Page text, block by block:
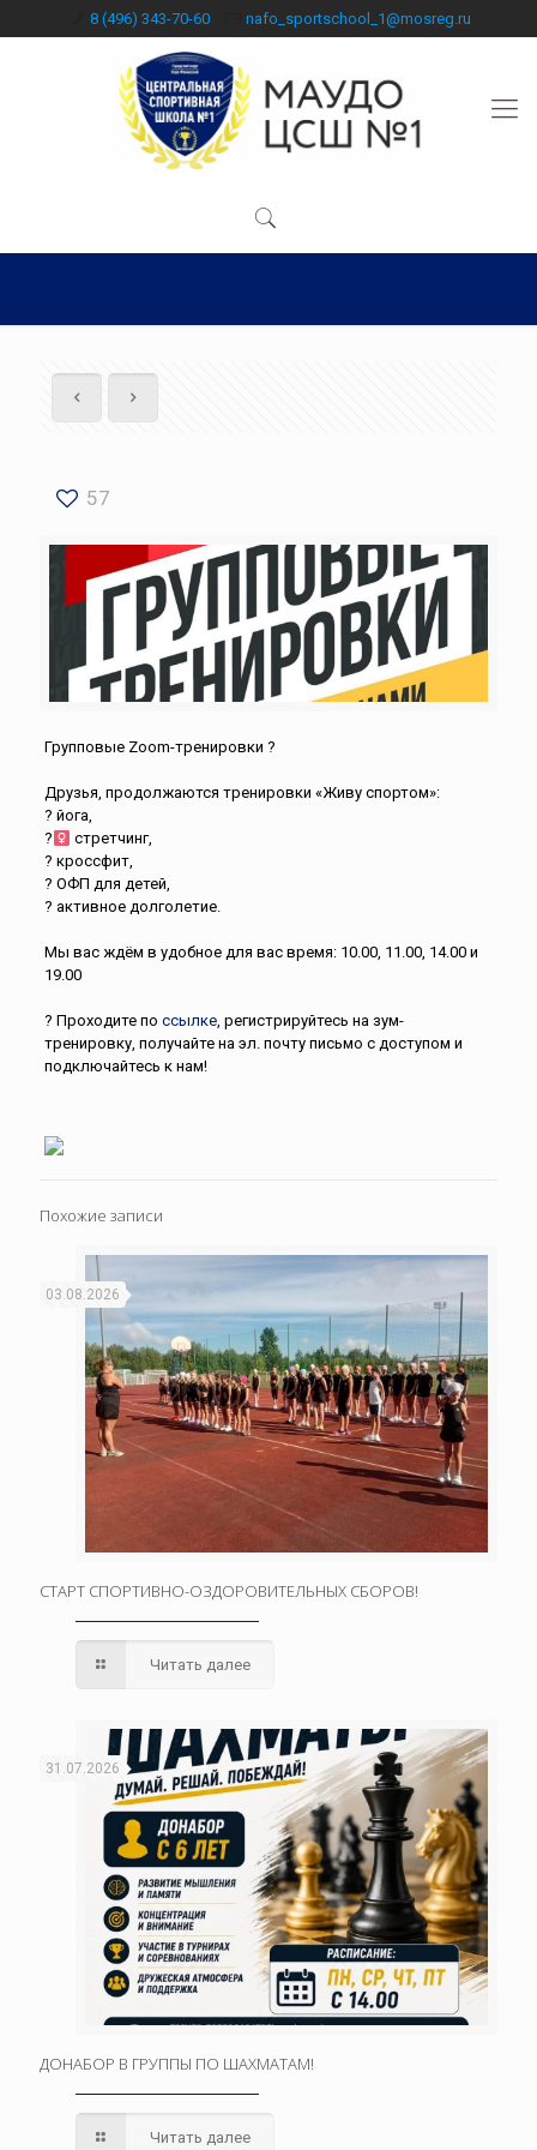
8 (496) 343-70-60 nafo_sportschool_1@mosreg.ru
57
Групповые Zoom-тренировки ?
Друзья, продолжаются тренировки «Живу спортом»:
? йога,
?‍
стретчинг,
? кроссфит,
? ОФП для детей,
? активное долголетие.
Мы вас ждём в удобное для вас время: 10.00, 11.00, 14.00 и
19.00
? Проходите по ссылке, регистрируйтесь на зум-
тренировку, получайте на эл. почту письмо с доступом и
подключайтесь к нам!
Похожие записи
03.08.2026
СТАРТ СПОРТИВНО-ОЗДОРОВИТЕЛЬНЫХ СБОРОВ!
Читать далее
31.07.2026
ДОНАБОР В ГРУППЫ ПО ШАХМАТАМ!
Читать далее